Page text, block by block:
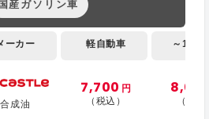
国産ガソリン車
ーカー 軽自動車 ～
合成油
7,700 円
（税込）
（税